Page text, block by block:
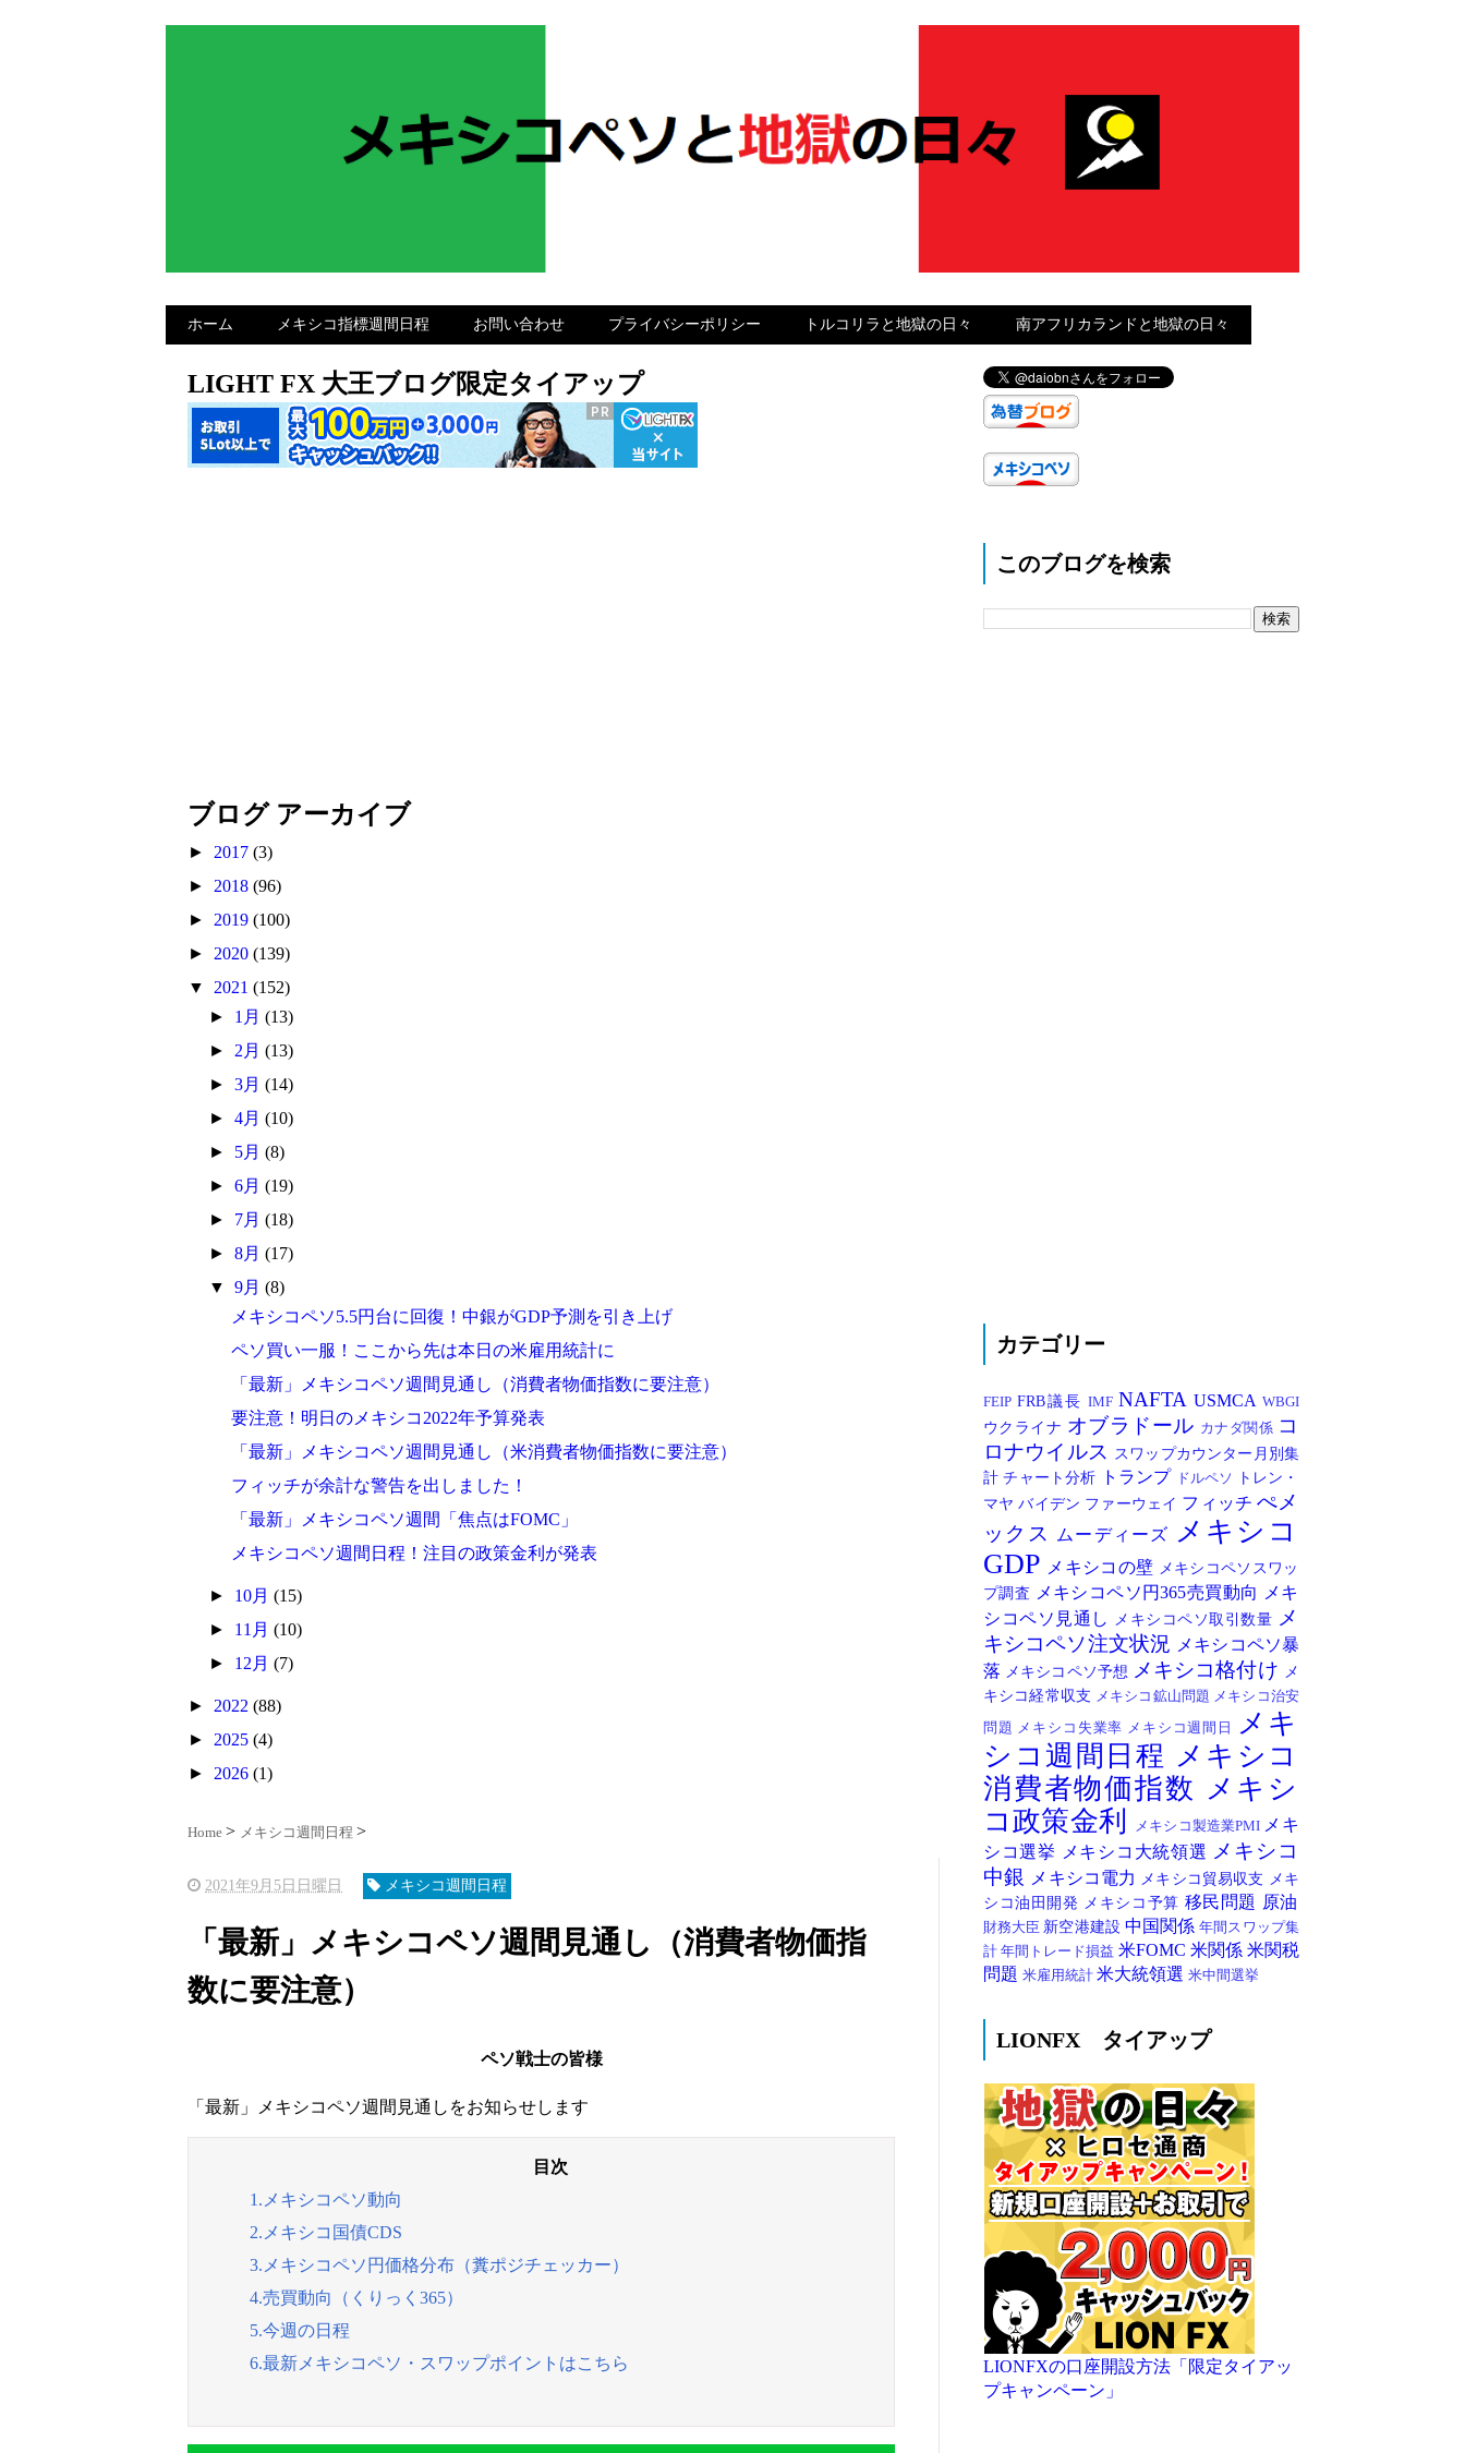
ホーム メキシコ指標週間日程 お問い合わせ プライバシーポリシー トルコリラと地獄の日々 南アフリカランドと地獄の日々
LIGHT FX 大王ブログ限定タイアップ
ブログ アーカイブ
► 2017 (3)
► 2018 (96)
► 2019 (100)
► 2020 (139)
▼ 2021 (152)
► 1月(13)
► 2月(13)
►3月(14)
►4月(10)
► 5月(8)
►6月(19)
► 7月(18)
►8月(17)
▼9月(8)
メキシコペソ5.5円台に回復！中銀がGDP予測を引き上げ
ペソ買い一服！ここから先は本日の米雇用統計に
「最新」メキシコペソ週間見通し（消費者物価指数に要注意）
要注意！明日のメキシコ2022年予算発表
「最新」メキシコペソ週間見通し（米消費者物価指数に要注意）
フィッチが余計な警告を出しました！
「最新」メキシコペソ週間「焦点はFOMC」
メキシコペソ週間日程！注目の政策金利が発表
► 10月(15)
► 11月(10)
► 12月(7)
► 2022 (88)
► 2025 (4)
► 2026 (1)
Home メキシコ週間日程
2021年9月5日日曜日 メキシコ週間日程
「最新」メキシコペソ週間見通し（消費者物価指
数に要注意）
ペソ戦士の皆様
「最新」メキシコペソ週間見通しをお知らせします
1.メキシコペソ動向
2.メキシコ国債CDS
3.メキシコペソ円価格分布（糞ポジチェッカー）
4.売買動向（くりっく365）
5.今週の日程
6.最新メキシコペソ・スワップポイントはこちら
このブログを検索
カテゴリー
FEIP FRB議長IMFNAFTAUSMCA WBGI
ウクライナ オブラドール カナダ関係 コ
ロナウイルス
スワップカウンター月別集
計チャート分析 トランプ ドルペソ
トレン・
マヤバイデン ファーウェイ フィッチぺメ
ックス
ムーディーズ メキシコ
GDP メキシコの壁 メキシコペソスワッ
プ調査
メキシコペソ円365売買動向
メキ
シコペソ見通し
メキシコペソ取引数量 メ
キシコペソ注文状況 メキシコペソ暴
落 メキシコペソ予想 メキシコ格付け
メ
キシコ経常収支 メキシコ鉱山問題 メキシコ治安
問題 メキシコ失業率 メキシコ週間日
メキ
シコ週間日程 メキシコ
消費者物価指数 メキシ
コ政策金利
メキシコ製造業PMI メキ
シコ選挙
メキシコ大統領選 メキシコ
中銀
メキシコ電力 メキシコ貿易収支
メキ
シコ油田開発
メキシコ予算 移民問題 原油
財務大臣 新空港建設 中国関係年間スワップ集
計年間トレード損益 米FOMC 米関係 米関税
問題 米雇用統計 米大統領選 米中間選挙
LIONFX タイアップ
LIONFXの口座開設方法「限定タイアッ
プキャンペーン」